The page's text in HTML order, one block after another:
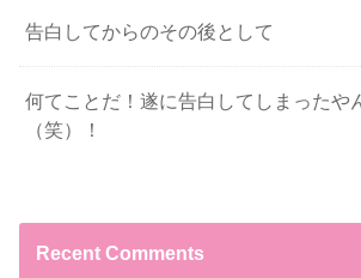
告白してからのその後として
何てことだ！遂に告白してしまったや
（笑）！
Recent Comments